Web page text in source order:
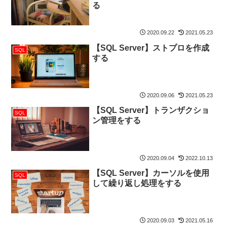
る
2020.09.22 2021.05.23
SQL
【SQL Server】ストプロを作成
する
2020.09.06 2021.05.23
SQL
【SQL Server】トランザクショ
ン管理をする
2020.09.04 2022.10.13
SQL
【SQL Server】カーソルを使用
して繰り返し処理をする
2020.09.03 2021.05.16